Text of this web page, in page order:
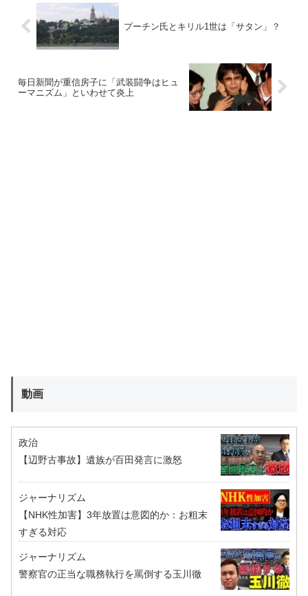
プーチン氏とキリル1世は「サタン」？
毎日新聞が重信房子に「武装闘争はヒュ
ーマニズム」といわせて炎上
動画
政治
【辺野古事故】遺族が百田発言に激怒
ジャーナリズム
【NHK性加害】3年放置は意図的か：お粗末
すぎる対応
ジャーナリズム
警察官の正当な職務執行を罵倒する玉川徹